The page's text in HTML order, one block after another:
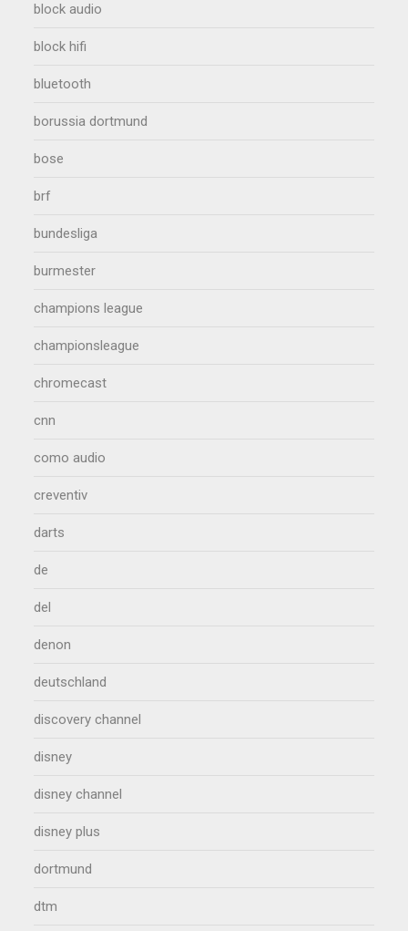
block audio
block hifi
bluetooth
borussia dortmund
bose
brf
bundesliga
burmester
champions league
championsleague
chromecast
cnn
como audio
creventiv
darts
de
del
denon
deutschland
discovery channel
disney
disney channel
disney plus
dortmund
dtm